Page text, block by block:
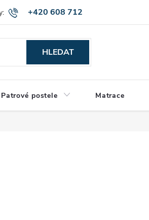
+420 608 712
Montáž a výnos zboží
HLEDAT
Patrové postele Matrace